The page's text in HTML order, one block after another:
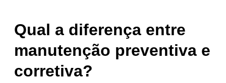
Qual a diferença entre
manutenção preventiva e
corretiva?